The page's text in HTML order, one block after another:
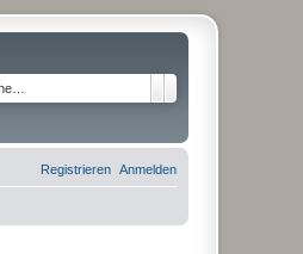
Anmelden
Registrieren